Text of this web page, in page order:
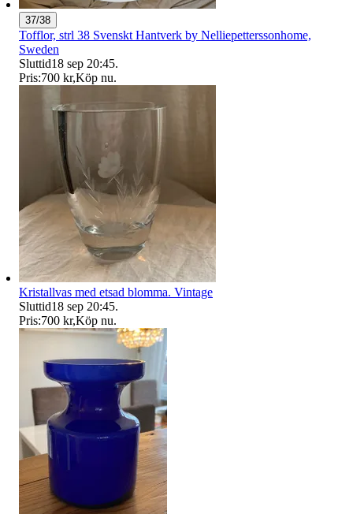
37/38
Tofflor, strl 38 Svenskt Hantverk by Nelliepetterssonhome,
Sweden
Sluttid18 sep 20:45.
Pris:700 kr,Köp nu.
Kristallvas med etsad blomma. Vintage
Sluttid18 sep 20:45.
Pris:700 kr,Köp nu.